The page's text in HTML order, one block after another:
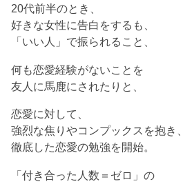
20代前半のとき、
好きな女性に告白をするも、
「いい人」で振られること、
何も恋愛経験がないことを
友人に馬鹿にされたりと、
恋愛に対して、
強烈な焦りやコンプックスを抱き、
徹底した恋愛の勉強を開始。
「付き合った人数＝ゼロ」の